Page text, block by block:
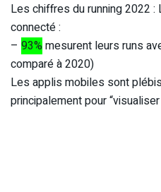
Les chiffres du running 2022
connecté :
– 93%mesurent leurs runs
comparé à 2020)
Les applis mobiles sont
principalement pour